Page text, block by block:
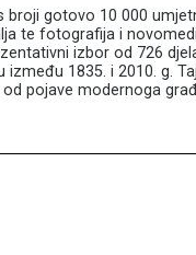
broji gotovo 10 000
te fotografija i
izbor od 726
1835. i 2010. g.
pojave modernoga